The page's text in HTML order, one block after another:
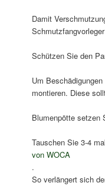
Damit
Schützen Sie den
Um
montieren. Diese
Blumenpötte setzen
Tauschen Sie 3-4
von WOCA
.
So verlängert sich